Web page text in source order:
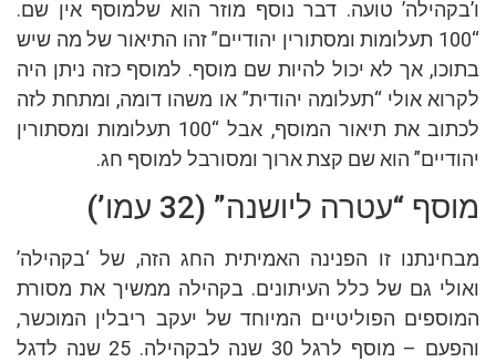
ו’בקהילה’ טועה. דבר נוסף מוזר הוא שלמוסף אין שם.
“100 תעלומות ומסתורין יהודיים” זהו התיאור של מה שיש
בתוכו, אך לא יכול להיות שם מוסף. למוסף כזה ניתן היה
לקרוא אולי “תעלומה יהודית” או משהו דומה, ומתחת לזה
לכתוב את תיאור המוסף, אבל “100 תעלומות ומסתורין
יהודיים” הוא שם קצת ארוך ומסורבל למוסף חג.
מוסף “עטרה ליושנה” (32 עמו’)
מבחינתנו זו הפנינה האמיתית החג הזה, של ‘בקהילה’
ואולי גם של כלל העיתונים. בקהילה ממשיך את מסורת
המוספים הפוליטיים המיוחד של יעקב ריבלין המוכשר,
והפעם – מוסף לרגל 30 שנה לבקהילה. 25 שנה לדגל